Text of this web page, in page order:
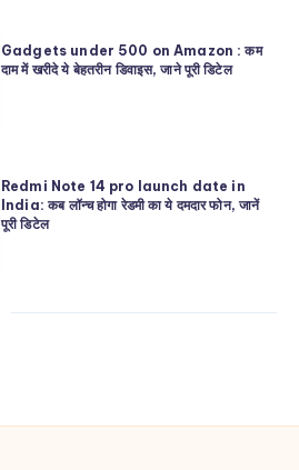
Gadgets under 500 on Amazon : कम
दाम में खरीदे ये बेहतरीन डिवाइस, जाने पूरी डिटेल
Redmi Note 14 pro launch date in
India: कब लॉन्च होगा रेडमी का ये दमदार फोन, जानें
पूरी डिटेल